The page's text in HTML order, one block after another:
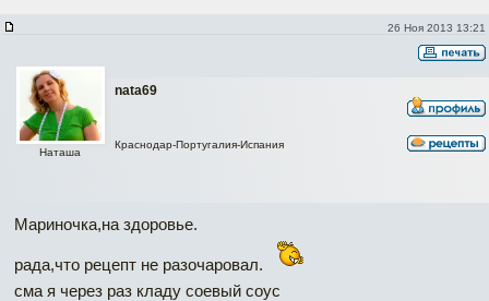
26 Ноя 2013 13:21
nata69
Наташа
Краснодар-Португалия-Испания
Мариночка,на здоровье.
рада,что рецепт не разочаровал.
сма я через раз кладу соевый соус